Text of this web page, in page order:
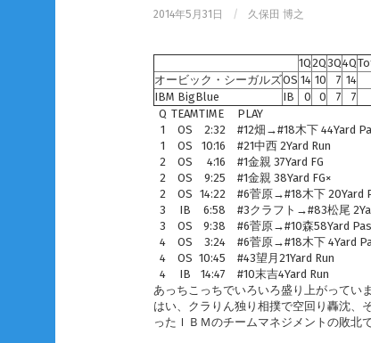
2014年5月31日 / 久保田 博之
1Q2Q3Q4Q
オービック・シーガルズOS 14 10 7 14
IBM BigBlue
IB 0 0 7 7
Q TEAMTIME PLAY
1
OS 2:32 #12畑→#18木下 44Yard
1
OS 10:16 #21中西 2Yard Run
2
OS 4:16 #1金親 37Yard FG
2
OS 9:25 #1金親 38Yard FG×
2
OS 14:22 #6菅原→#18木下 20Yard
3
IB 6:58 #3クラフト→#83松尾
3
OS 9:38 #6菅原→#10森58Yard
4
OS 3:24 #6菅原→#18木下 4Yard
4
OS 10:45 #43望月21Yard Run
4
IB 14:47 #10末吉4Yard Run
あっちこっちでいろいろ盛り上がってい
はい、クラりん独り相撲で空回り轟沈、
ったＩＢＭのチームマネジメントの敗北で